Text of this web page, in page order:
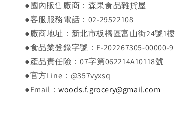
●國內販售廠商：森果食品雜貨屋
●客服服務電話：02-29522108
●廠商地址：新北市板橋區富山街24號1樓
●食品業登錄字號：F-202267305-00000-9
●產品責任險：07字第062214A10118號
●官方Line：@357vyxsq
●Email：woods.f.grocery@gmail.com